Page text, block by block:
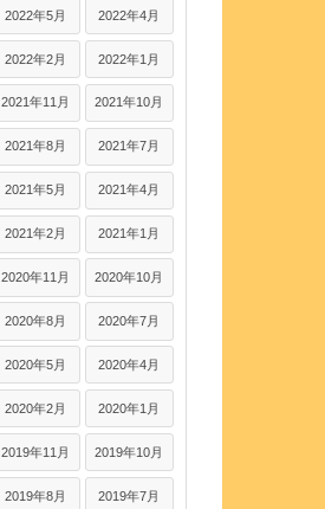
2022年5月 2022年4月
2022年2月 2022年1月
2021年11月 2021年10月
2021年8月 2021年7月
2021年5月 2021年4月
2021年2月 2021年1月
2020年11月 2020年10月
2020年8月 2020年7月
2020年5月 2020年4月
2020年2月 2020年1月
2019年11月 2019年10月
2019年8月 2019年7月